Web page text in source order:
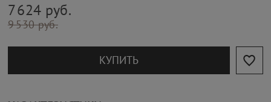
7 624 руб.
9 530 руб.
КУПИТЬ